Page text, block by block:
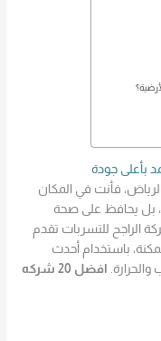
بأعلى جودة
فأنت في المكان
بل يحافظ على صحة
الراجح للتسربات تقدم
باستخدام أحدث
افضل 20 شركه